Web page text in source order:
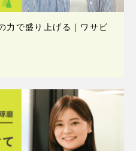
力で盛り上げる｜ワサビ